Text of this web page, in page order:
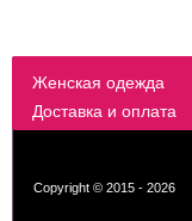
Женская одежда
Доставка и оплата
Copyright © 2015 - 2026